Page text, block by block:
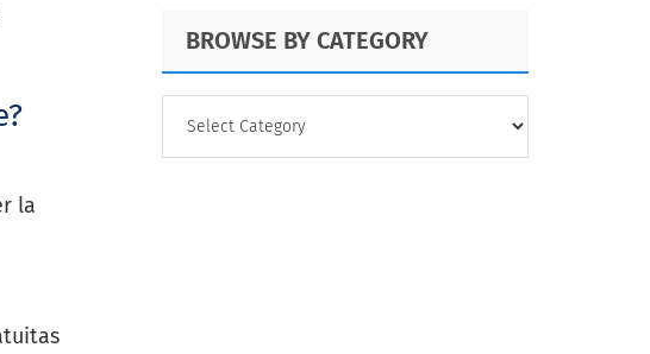
la
BROWSE BY CATEGORY
CATEGORY